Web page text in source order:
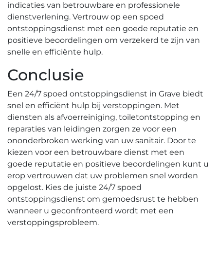
indicaties van betrouwbare en professionele
dienstverlening.​ Vertrouw op een spoed
ontstoppingsdienst met een goede reputatie en
positieve beoordelingen om verzekerd te zijn van
snelle en efficiënte hulp.
Conclusie
Een 24/7 spoed ontstoppingsdienst in Grave biedt
snel en efficiënt hulp bij verstoppingen.​ Met
diensten als afvoerreiniging, toiletontstopping en
reparaties van leidingen zorgen ze voor een
ononderbroken werking van uw sanitair.​ Door te
kiezen voor een betrouwbare dienst met een
goede reputatie en positieve beoordelingen kunt u
erop vertrouwen dat uw problemen snel worden
opgelost. Kies de juiste 24/7 spoed
ontstoppingsdienst om gemoedsrust te hebben
wanneer u geconfronteerd wordt met een
verstoppingsprobleem.​